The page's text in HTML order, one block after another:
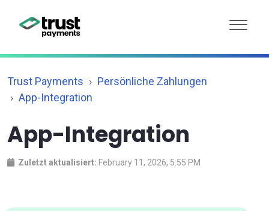
Trust Payments
Persönliche Zahlungen
App-Integration
App-Integration
Zuletzt aktualisiert: February 11, 2026, 5:55 PM